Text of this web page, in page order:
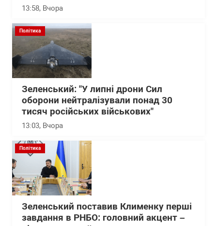
13:58, Вчора
Політика
Зеленський: "У липні дрони Сил
оборони нейтралізували понад 30
тисяч російських військових"
13:03, Вчора
Політика
Зеленський поставив Клименку перші
завдання в РНБО: головний акцент –